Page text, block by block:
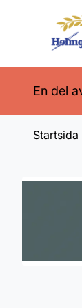
En del
Startsida